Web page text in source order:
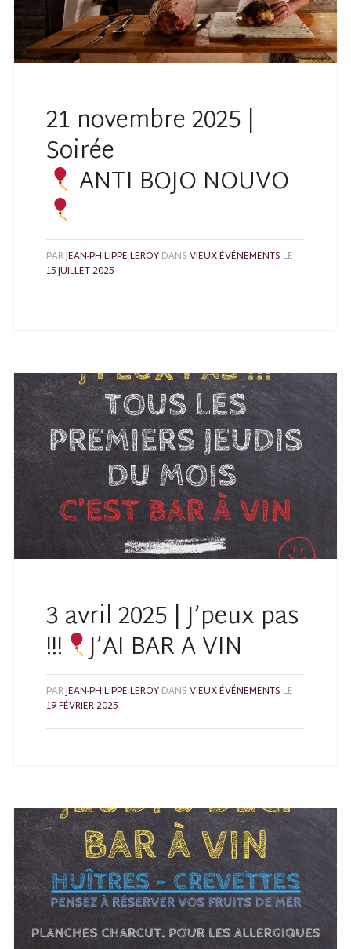
21 novembre 2025 |
Soirée
ANTI BOJO NOUVO
PARJEAN-PHILIPPE LEROYDANSVIEUX ÉVÉNEMENTS LE
15 JUILLET 2025
3 avril 2025 | J’peux pas
!!! J’AI BAR A VIN
PARJEAN-PHILIPPE LEROYDANSVIEUX ÉVÉNEMENTS LE
19 FÉVRIER 2025